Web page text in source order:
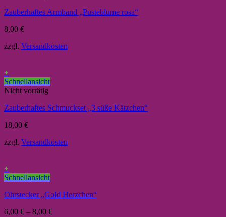
Zauberhaftes Armband „Pusteblume rosa“
8,00 €
zzgl. Versandkosten
+
Schnellansicht
Nicht vorrätig
Zauberhaftes Schmuckset „3 süße Kätzchen“
18,00 €
zzgl. Versandkosten
+
Schnellansicht
Ohrstecker „Gold Herzchen“
6,00 € – 8,00 €